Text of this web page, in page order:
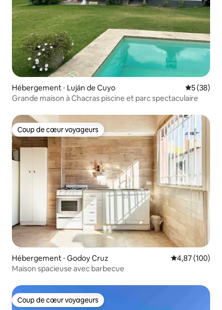
Hébergement ⋅ Luján de Cuyo
5 (38)
Grande maison à Chacras piscine et parc spectaculaire
Coup de cœur voyageurs
Coup de cœur voyageurs
Hébergement ⋅ Godoy Cruz Évaluation
4,87 (100)
Maison spacieuse avec barbecue
Coup de cœur voyageurs
Coup de cœur voyageurs